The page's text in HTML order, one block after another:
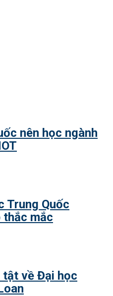
nên học ngành
Trung Quốc
thắc mắc
về Đại học